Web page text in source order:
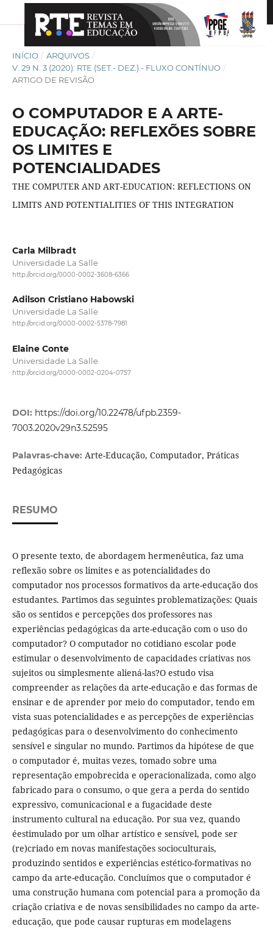
INÍCIO / ARQUIVOS /
V. 29 N. 3 (2020): RTE (SET.- DEZ.) - FLUXO CONTÍNUO /
ARTIGO DE REVISÃO
O COMPUTADOR E A ARTE-
EDUCAÇÃO: REFLEXÕES SOBRE
OS LIMITES E
POTENCIALIDADES
THE COMPUTER AND ART-EDUCATION: REFLECTIONS ON
LIMITS AND POTENTIALITIES OF THIS INTEGRATION
Carla Milbradt
Universidade La Salle
http://orcid.org/0000-0002-3608-6366
Adilson Cristiano Habowski
Universidade La Salle
http://orcid.org/0000-0002-5378-7981
Elaine Conte
Universidade La Salle
http://orcid.org/0000-0002-0204-0757
DOI: https://doi.org/10.22478/ufpb.2359-
7003.2020v29n3.52595
Palavras-chave: Arte-Educação, Computador, Práticas
Pedagógicas
RESUMO
O presente texto, de abordagem hermenêutica, faz uma
reflexão sobre os limites e as potencialidades do
computador nos processos formativos da arte-educação dos
estudantes. Partimos das seguintes problematizações: Quais
são os sentidos e percepções dos professores nas
experiências pedagógicas da arte-educação com o uso do
computador? O computador no cotidiano escolar pode
estimular o desenvolvimento de capacidades criativas nos
sujeitos ou simplesmente aliená-las?O estudo visa
compreender as relações da arte-educação e das formas de
ensinar e de aprender por meio do computador, tendo em
vista suas potencialidades e as percepções de experiências
pedagógicas para o desenvolvimento do conhecimento
sensível e singular no mundo. Partimos da hipótese de que
o computador é, muitas vezes, tomado sobre uma
representação empobrecida e operacionalizada, como algo
fabricado para o consumo, o que gera a perda do sentido
expressivo, comunicacional e a fugacidade deste
instrumento cultural na educação. Por sua vez, quando
éestimulado por um olhar artístico e sensível, pode ser
(re)criado em novas manifestações socioculturais,
produzindo sentidos e experiências estético-formativas no
campo da arte-educação. Concluímos que o computador é
uma construção humana com potencial para a promoção da
criação criativa e de novas sensibilidades no campo da arte-
educação, que pode causar rupturas em modelagens